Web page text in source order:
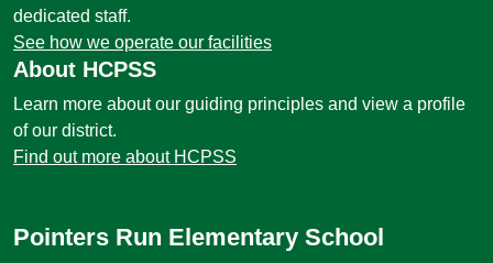
dedicated staff.
See how we operate our facilities
About HCPSS
Learn more about our guiding principles and view a profile
of our district.
Find out more about HCPSS
Pointers Run Elementary School